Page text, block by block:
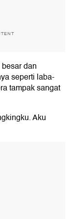
dan
seperti laba-
tampak sangat
Aku